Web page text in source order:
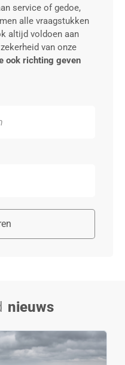
service of gedoe,
alle vraagstukken
altijd voldoen aan
van onze
ook richting geven
nieuws